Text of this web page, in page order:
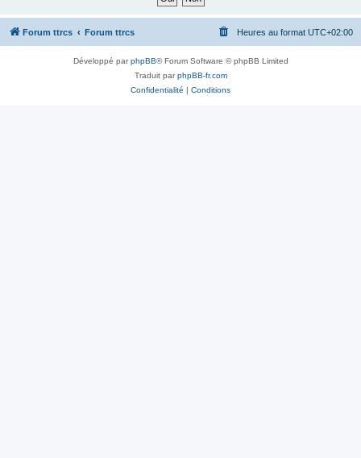
Forum ttrcs Forum ttrcs Heures au format UTC+02:00
Développé parphpBB® Forum Software © phpBB Limited
Traduit parphpBB-fr.com
Confidentialité | Conditions